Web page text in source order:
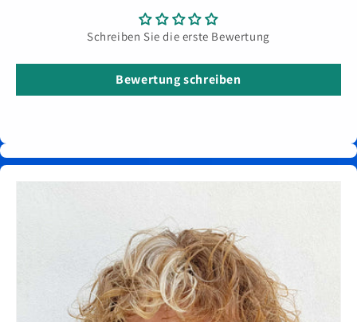
Schreiben Sie die erste Bewertung
Bewertung schreiben